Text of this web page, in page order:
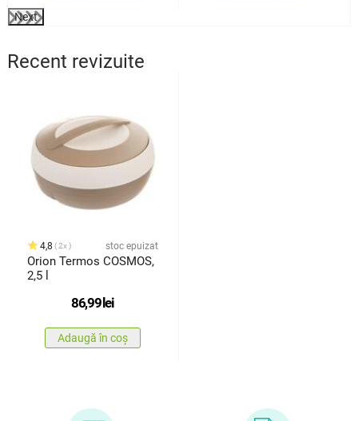
Next
Recent revizuite
4,8 2x stoc epuizat
Orion Termos COSMOS,
2,5 l
86,99 lei
Adaugă în coș